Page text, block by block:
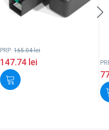
PRP: 165.04lei
147.74 lei